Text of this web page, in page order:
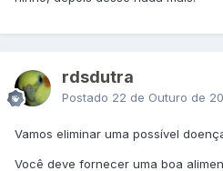
rdsdutra
Postado 22 de Outuro de
Vamos eliminar uma possível
Você deve fornecer uma boa